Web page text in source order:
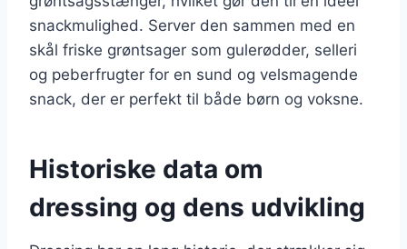
snackmulighed. Server den sammen med en
skål friske grøntsager som gulerødder, selleri
og peberfrugter for en sund og velsmagende
snack, der er perfekt til både børn og voksne.
Historiske data om
dressing og dens udvikling